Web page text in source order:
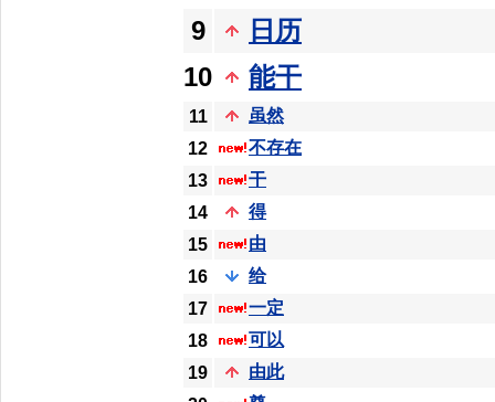
9
日历
10
能干
11
虽然
12
不存在
13
干
14
得
15
由
16
给
17
一定
18
可以
19
由此